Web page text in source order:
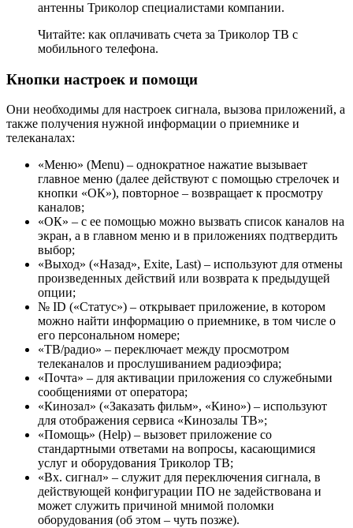
антенны Триколор специалистами компании.
Читайте: как оплачивать счета за Триколор ТВ с
мобильного телефона.
Кнопки настроек и помощи
Они необходимы для настроек сигнала, вызова приложений, а
также получения нужной информации о приемнике и
телеканалах:
«Меню» (Menu) – однократное нажатие вызывает
главное меню (далее действуют с помощью стрелочек и
кнопки «ОК»), повторное – возвращает к просмотру
каналов;
«ОК» – с ее помощью можно вызвать список каналов на
экран, а в главном меню и в приложениях подтвердить
выбор;
«Выход» («Назад», Exite, Last) – используют для отмены
произведенных действий или возврата к предыдущей
опции;
№ ID («Статус») – открывает приложение, в котором
можно найти информацию о приемнике, в том числе о
его персональном номере;
«ТВ/радио» – переключает между просмотром
телеканалов и прослушиванием радиоэфира;
«Почта» – для активации приложения со служебными
сообщениями от оператора;
«Кинозал» («Заказать фильм», «Кино») – используют
для отображения сервиса «Кинозалы ТВ»;
«Помощь» (Help) – вызовет приложение со
стандартными ответами на вопросы, касающимися
услуг и оборудования Триколор ТВ;
«Вх. сигнал» – служит для переключения сигнала, в
действующей конфигурации ПО не задействована и
может служить причиной мнимой поломки
оборудования (об этом – чуть позже).